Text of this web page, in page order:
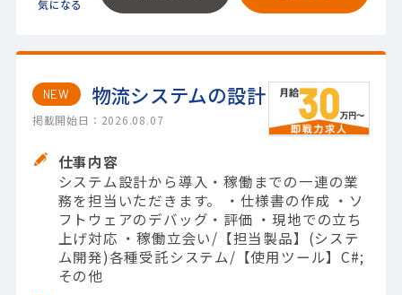
NEW 物流システムの設計
掲載開始日：2026.08.07
仕事内容
システム設計から導入・稼働までの一連の業
務を担当いただきます。 ・仕様書の作成 ・ソ
フトウェアのデバッグ・評価 ・現地での立ち
上げ対応 ・稼働立会い/【担当製品】(システ
ム開発)各種受託システム/【使用ツール】C#;
その他